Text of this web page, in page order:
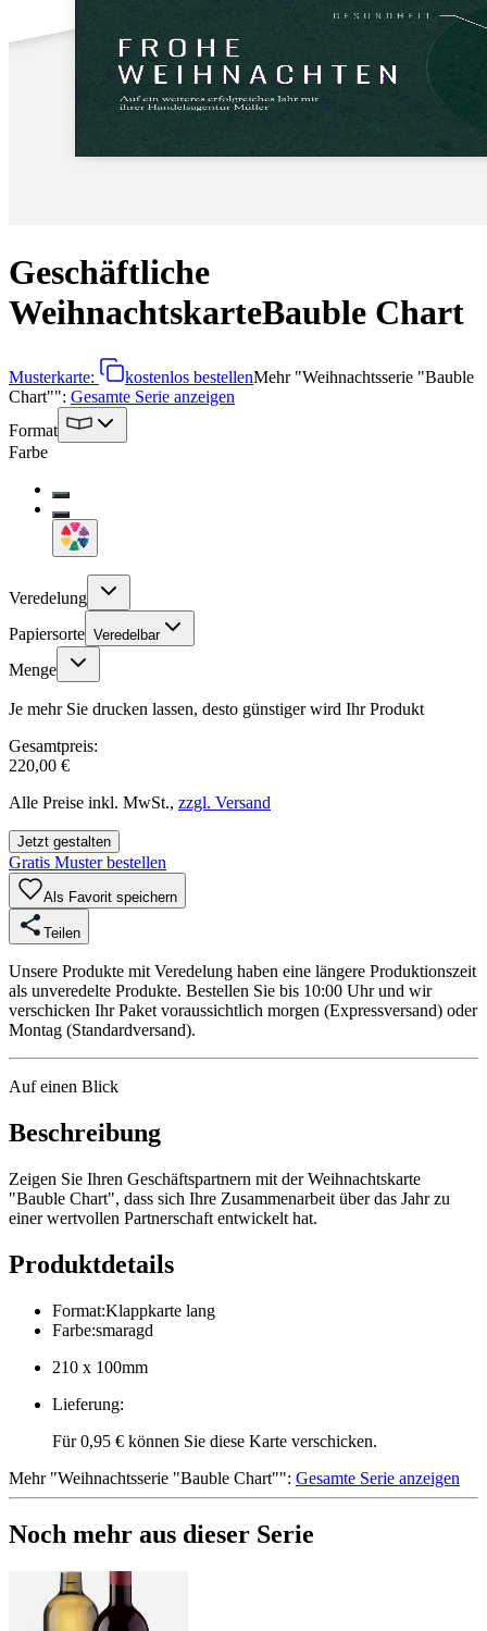
Geschäftliche
WeihnachtskarteBauble Chart
Musterkarte: kostenlos bestellenMehr"Weihnachtsserie "Bauble
Chart"": Gesamte Serie anzeigen
Format
Farbe
Veredelung
Papiersorte Veredelbar
Menge
Je mehr Sie drucken lassen, desto günstiger wird Ihr Produkt
Gesamtpreis:
220,00 €
Alle Preise inkl. MwSt., zzgl. Versand
Jetzt gestalten
Gratis Muster bestellen
Als Favorit speichern
Teilen
Unsere Produkte mit Veredelung haben eine längere Produktionszeit
als unveredelte Produkte. Bestellen Sie bis 10:00 Uhr und wir
verschicken Ihr Paket voraussichtlich morgen (Expressversand) oder
Montag (Standardversand).
Auf einen Blick
Beschreibung
Zeigen Sie Ihren Geschäftspartnern mit der Weihnachtskarte
"Bauble Chart", dass sich Ihre Zusammenarbeit über das Jahr zu
einer wertvollen Partnerschaft entwickelt hat.
Produktdetails
Format:Klappkarte lang
Farbe:smaragd
210 x 100mm
Lieferung:
Für 0,95 € können Sie diese Karte verschicken.
Mehr"Weihnachtsserie "Bauble Chart"": Gesamte Serie anzeigen
Noch mehr aus dieser Serie